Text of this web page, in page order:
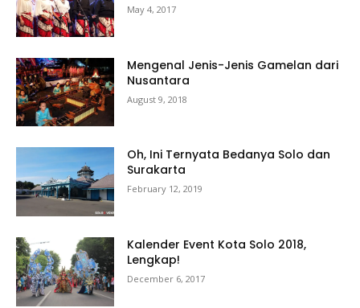
May 4, 2017
Mengenal Jenis-Jenis Gamelan dari
Nusantara
August 9, 2018
Oh, Ini Ternyata Bedanya Solo dan
Surakarta
February 12, 2019
Kalender Event Kota Solo 2018,
Lengkap!
December 6, 2017